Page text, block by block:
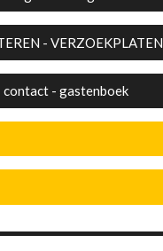
- VERZOEKPLATEN
contact - gastenboek